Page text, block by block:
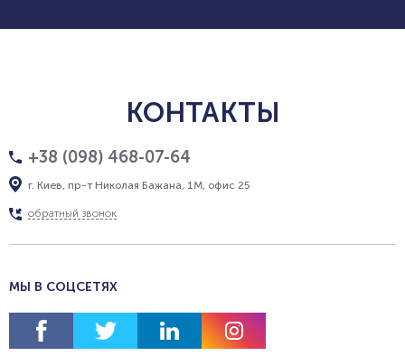
КОНТАКТЫ
+38 (098) 468-07-64
г. Киев, пр-т Николая Бажана, 1М, офис 25
обратный звонок
МЫ В СОЦСЕТЯХ